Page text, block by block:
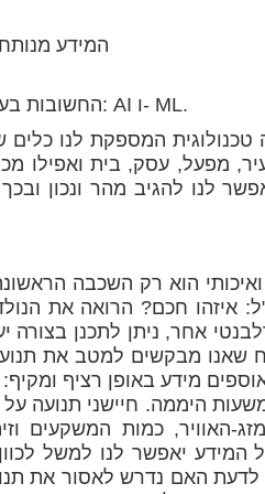
המידע
ועדיין לא השתמשנו ב- Buzz Words החשובות בעולם בשנתיים האחרונות: AI ו- ML.
מפעל, עסק, בית ואפילו
לנו להגיב מהר ונכון
ואיכותי הוא רק השכבה
איזהו חכם? הרואה את
אחר, ניתן לתכנן
שאנו מבקשים למטב את
מידע באופן רציף
היממה. חיישני תנועה על
האוויר, כמות המשקעים
המידע יאפשר לנו למשל
לדעת האם נדרש לאסור את